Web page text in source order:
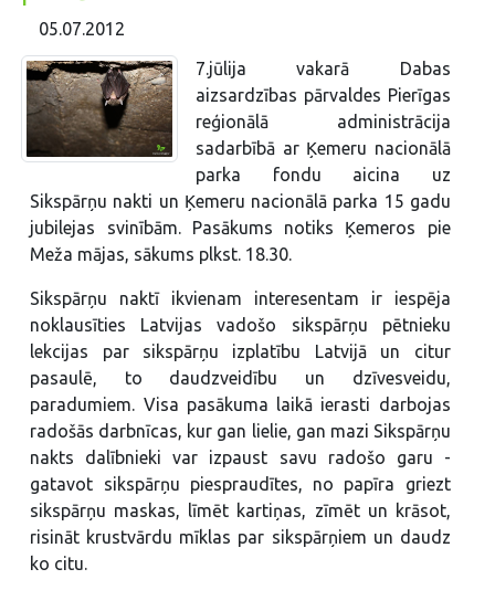
05.07.2012
7.jūlija vakarā Dabas
aizsardzības pārvaldes Pierīgas
reģionālā administrācija
sadarbībā ar Ķemeru nacionālā
parka fondu aicina uz
Sikspārņu nakti un Ķemeru nacionālā parka 15 gadu
jubilejas svinībām. Pasākums notiks Ķemeros pie
Meža mājas, sākums plkst. 18.30.
Sikspārņu naktī ikvienam interesentam ir iespēja
noklausīties Latvijas vadošo sikspārņu pētnieku
lekcijas par sikspārņu izplatību Latvijā un citur
pasaulē, to daudzveidību un dzīvesveidu,
paradumiem. Visa pasākuma laikā ierasti darbojas
radošās darbnīcas, kur gan lielie, gan mazi Sikspārņu
nakts dalībnieki var izpaust savu radošo garu -
gatavot sikspārņu piespraudītes, no papīra griezt
sikspārņu maskas, līmēt kartiņas, zīmēt un krāsot,
risināt krustvārdu mīklas par sikspārņiem un daudz
ko citu.